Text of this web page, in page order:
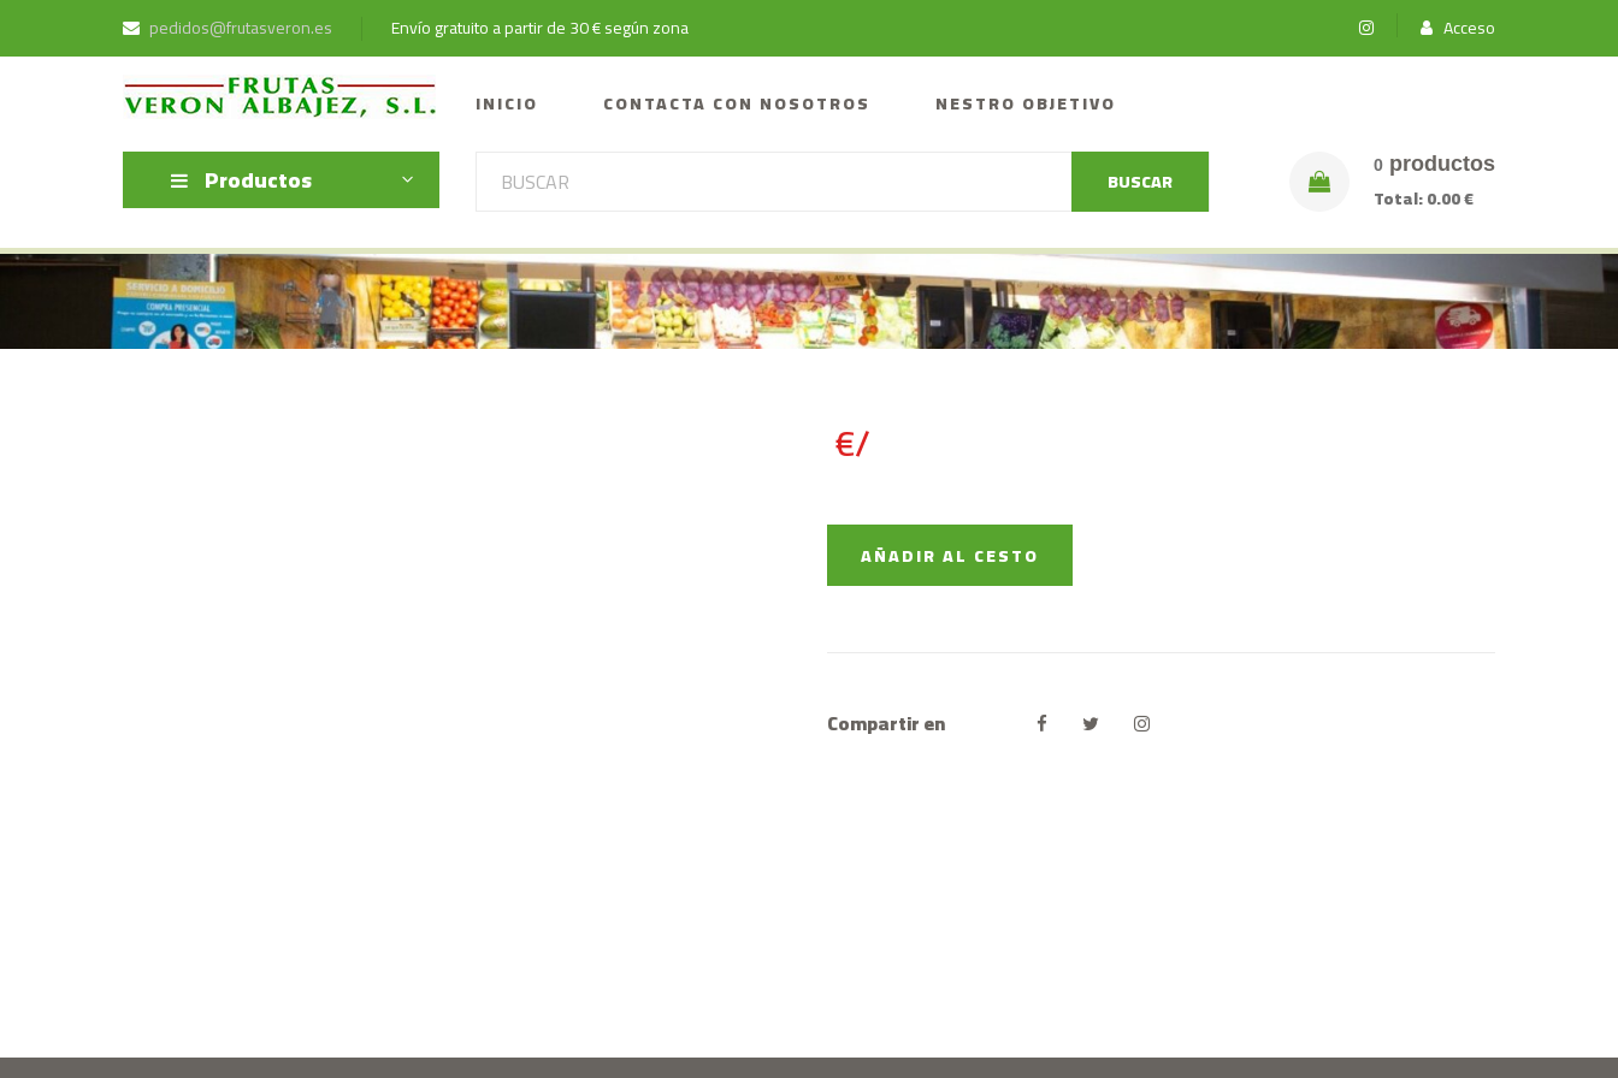
pedidos@frutasveron.es Envío gratuito a partir de 30 € según zona Acceso
INICIO CONTACTA CON NOSOTROS NESTRO OBJETIVO
Productos BUSCAR
0 productos
Total:0.00 €
€/
AÑADIR AL CESTO
Compartir en